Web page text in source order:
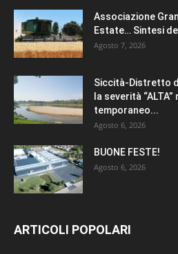
Associazione
Estate… Sintesi
Agosto 7, 2026
Siccità-Distretto
la severità
temporaneo...
Agosto 6, 2026
BUONE FESTE!
Agosto 6, 2026
ARTICOLI POPOLARI